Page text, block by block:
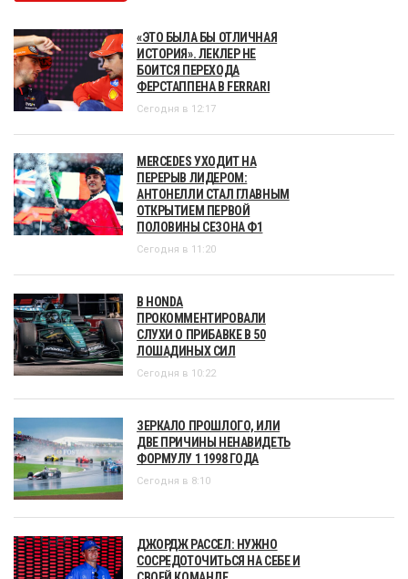
«ЭТО БЫЛА БЫ ОТЛИЧНАЯ
ИСТОРИЯ». ЛЕКЛЕР НЕ
БОИТСЯ ПЕРЕХОДА
ФЕРСТАППЕНА В FERRARI
Сегодня в 12:17
MERCEDES УХОДИТ НА
ПЕРЕРЫВ ЛИДЕРОМ:
АНТОНЕЛЛИ СТАЛ ГЛАВНЫМ
ОТКРЫТИЕМ ПЕРВОЙ
ПОЛОВИНЫ СЕЗОНА Ф1
Сегодня в 11:20
В HONDA
ПРОКОММЕНТИРОВАЛИ
СЛУХИ О ПРИБАВКЕ В 50
ЛОШАДИНЫХ СИЛ
Сегодня в 10:22
ЗЕРКАЛО ПРОШЛОГО, ИЛИ
ДВЕ ПРИЧИНЫ НЕНАВИДЕТЬ
ФОРМУЛУ 1 1998 ГОДА
Сегодня в 8:10
ДЖОРДЖ РАССЕЛ: НУЖНО
СОСРЕДОТОЧИТЬСЯ НА СЕБЕ И